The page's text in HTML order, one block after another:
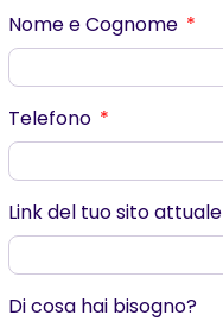
Nome e Cognome
Telefono
Link del tuo sito attuale
Di cosa hai bisogno?